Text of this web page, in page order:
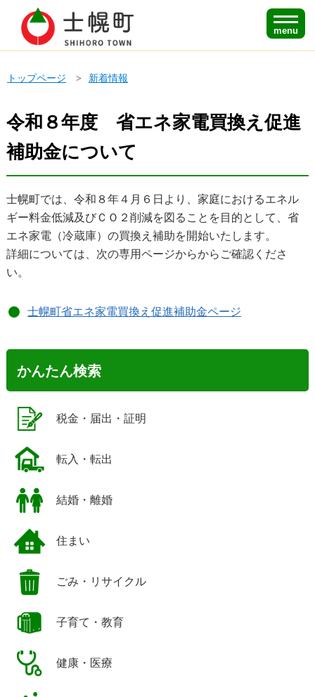
menu
トップページ 新着情報
令和８年度 省エネ家電買換え促進
補助金について
士幌町では、令和８年４月６日より、家庭におけるエネル
ギー料金低減及びＣＯ２削減を図ることを目的として、省
エネ家電（冷蔵庫）の買換え補助を開始いたします。
詳細については、次の専用ページからからご確認くださ
い。
士幌町省エネ家電買換え促進補助金ページ
かんたん検索
税金・届出・証明
転入・転出
結婚・離婚
住まい
ごみ・リサイクル
子育て・教育
健康・医療